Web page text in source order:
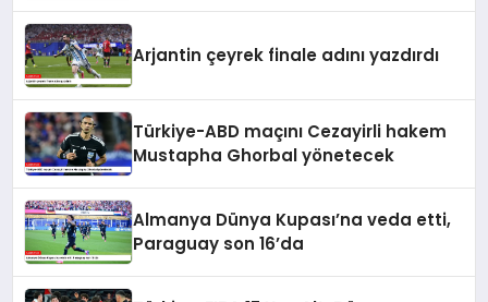
Arjantin çeyrek finale adını yazdırdı
Türkiye-ABD maçını Cezayirli hakem
Mustapha Ghorbal yönetecek
Almanya Dünya Kupası’na veda etti,
Paraguay son 16’da